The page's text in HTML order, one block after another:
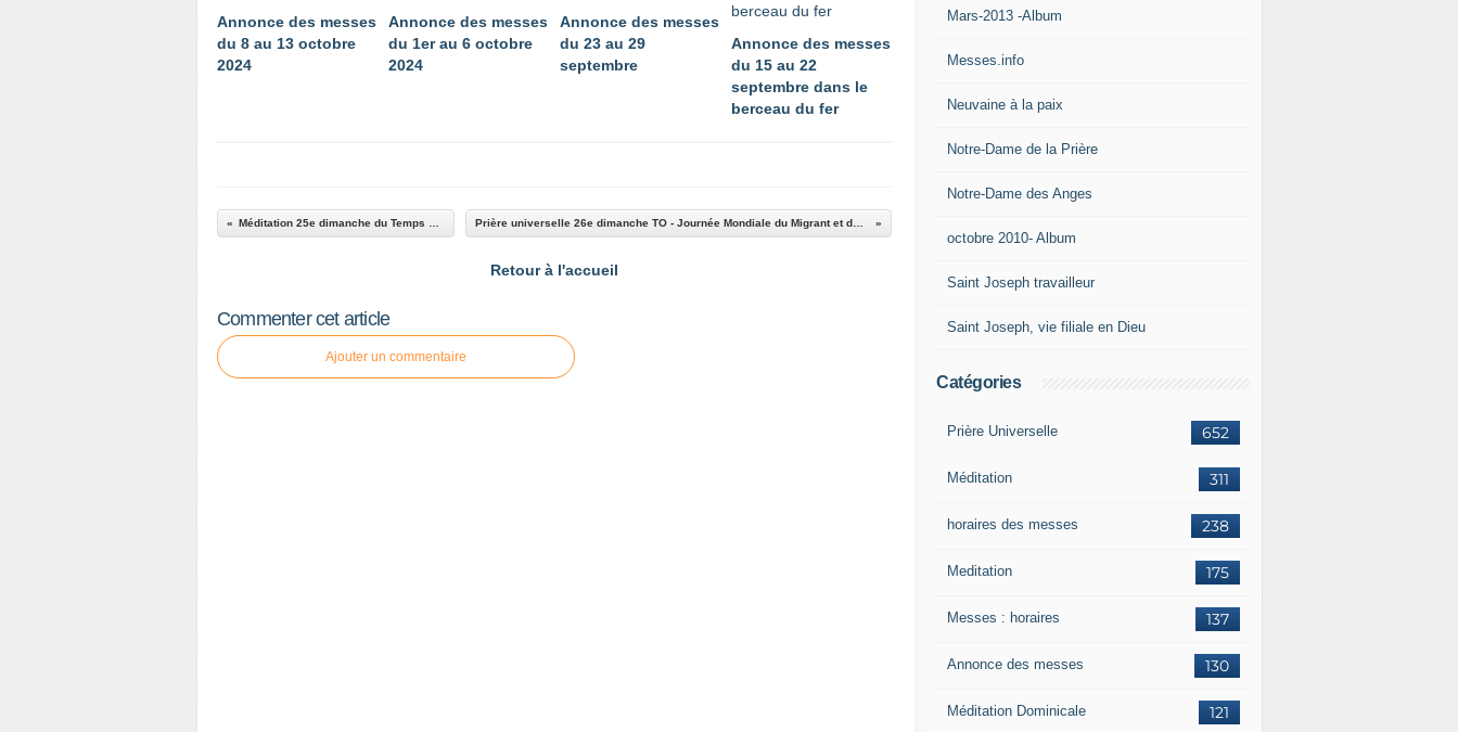
Annonce des messes
du 8 au 13 octobre
2024
Annonce des messes
du 1er au 6 octobre
2024
Annonce des messes
du 23 au 29
septembre
Annonce des messes
du 15 au 22
septembre dans le
berceau du fer
Retour à l'accueil
Commenter cet article
Ajouter un commentaire
Mars-2013 -Album
Messes.info
Neuvaine à la paix
Notre-Dame de la Prière
Notre-Dame des Anges
octobre 2010- Album
Saint Joseph travailleur
Saint Joseph, vie filiale en Dieu
Catégories
652
Prière Universelle
311
Méditation
238
horaires des messes
175
Meditation
137
Messes : horaires
130
Annonce des messes
121
Méditation Dominicale